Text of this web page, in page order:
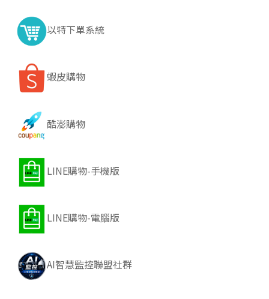
以特下單系統
蝦皮購物
酷澎購物
LINE購物-手機版
LINE購物-電腦版
AI智慧監控聯盟社群